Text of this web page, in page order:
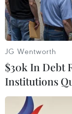
JG Wentworth
$30k In Debt
Institutions